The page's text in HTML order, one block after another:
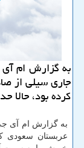
به گزارش ام
جاری سیلی از
كرده بود، حالا
به گزارش ام آی
عربستان سعودی